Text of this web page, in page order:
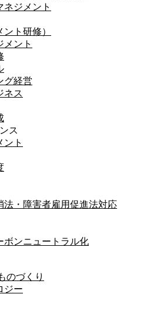
ネジメント
ト研修）
メント
グ経営
ネス
ス
ント
法・障害者雇用促進法対応
ボンニュートラル化
のづくり
ジー